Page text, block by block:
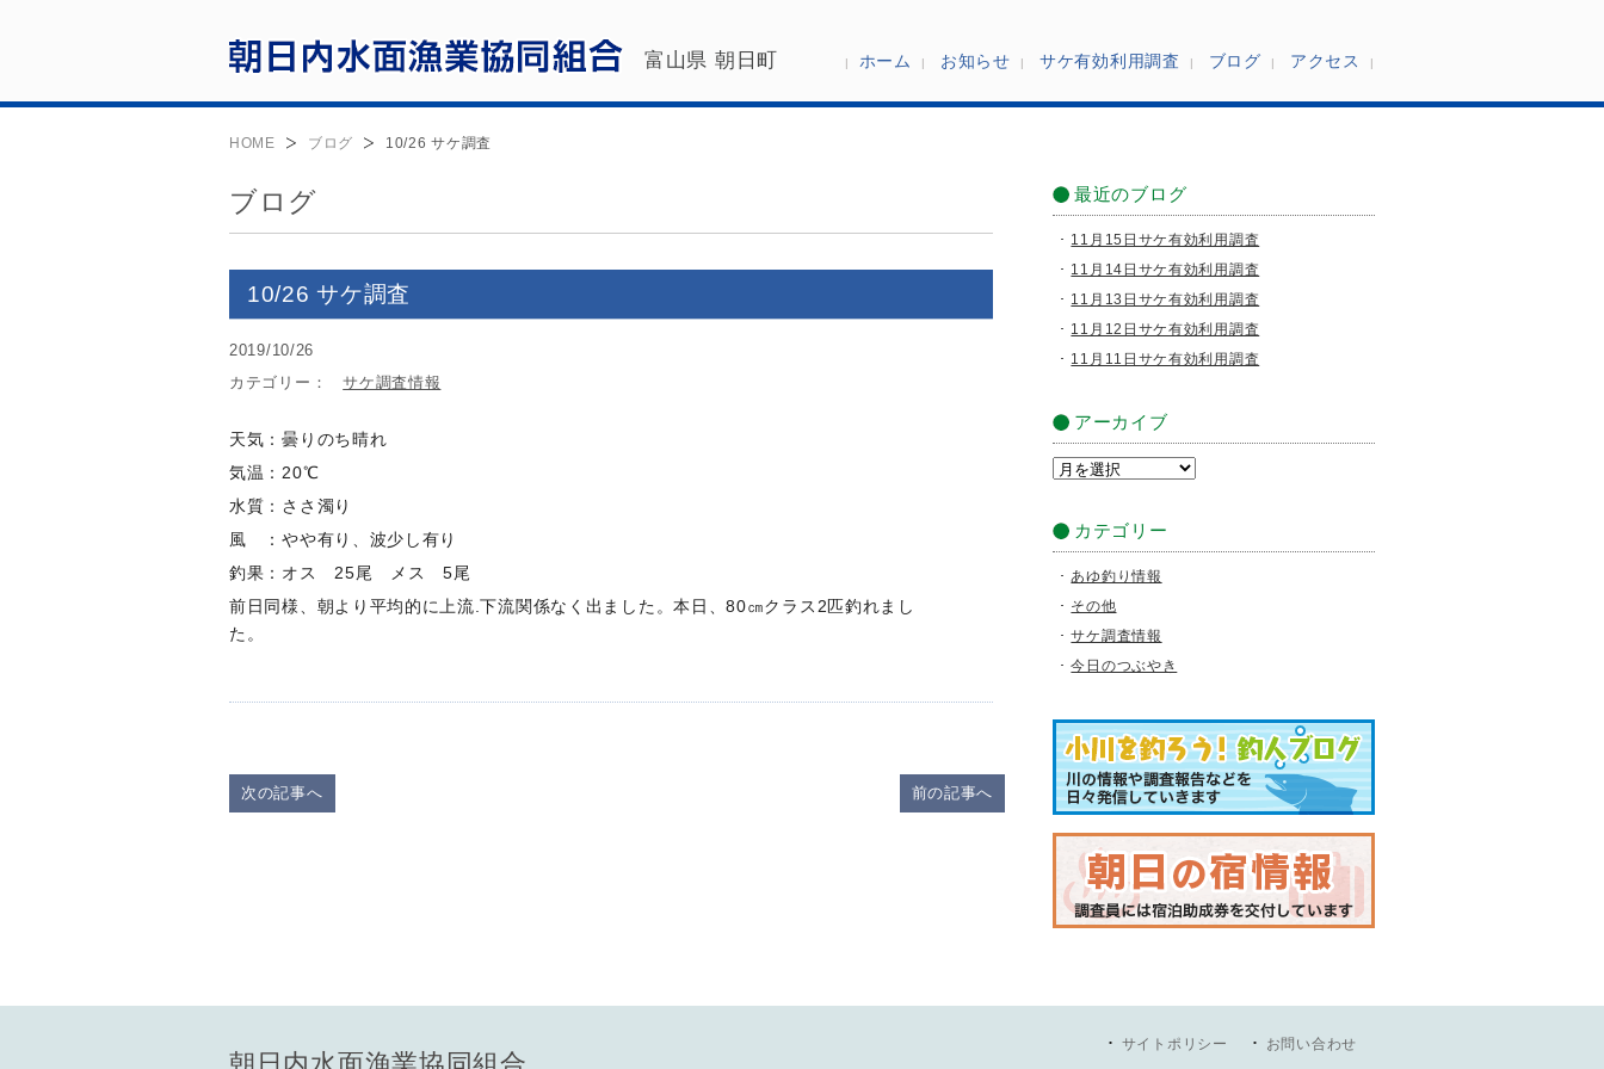
富山県 朝日町 ホーム お知らせ サケ有効利用調査 ブログ アクセス
HOME ブログ 10/26 サケ調査
ブログ
10/26 サケ調査
2019/10/26
カテゴリー：
サケ調査情報
天気：曇りのち晴れ
気温：20℃
水質：ささ濁り
風 ：やや有り、波少し有り
釣果：オス 25尾 メス 5尾
前日同様、朝より平均的に上流.下流関係なく出ました。本日、80㎝クラス2匹釣れまし
た。
次の記事へ 前の記事へ
最近のブログ
11月15日サケ有効利用調査
11月14日サケ有効利用調査
11月13日サケ有効利用調査
11月12日サケ有効利用調査
11月11日サケ有効利用調査
アーカイブ
ア
イ カテゴリー
あゆ釣り情報
その他
サケ調査情報
今日のつぶやき
サイトポリシー お問い合わせ